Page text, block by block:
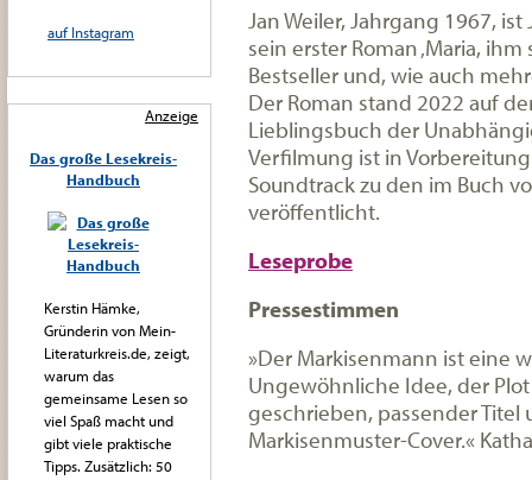
Jan Weiler, Jahrgang 1967,
sein erster Roman ‚Maria,
Bestseller und, wie auch
Der Roman stand 2022 auf
Lieblingsbuch der
Verfilmung ist in
Soundtrack zu den im Buch
veröffentlicht.
Leseprobe
Pressestimmen
»Der Markisenmann ist eine
Ungewöhnliche Idee, der
geschrieben, passender
Markisenmuster-Cover.«
auf Instagram
Anzeige
Das große Lesekreis-
Handbuch
Kerstin Hämke,
Gründerin von Mein-
Literaturkreis.de, zeigt,
warum das
gemeinsame Lesen so
viel Spaß macht und
gibt viele praktische
Tipps. Zusätzlich: 50